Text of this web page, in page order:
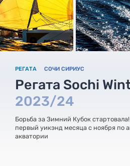
РЕГАТА СОЧИ СИРИУС
Регата Sochi
2023/24
Борьба за Зимний Кубок
первый уикэнд месяца с ноября по
акватории